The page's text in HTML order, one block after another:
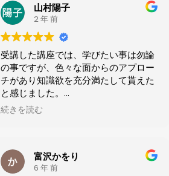
山村陽子
2 年 前
受講した講座では、学びたい事は勿論
の事ですが、色々な面からのアプロー
チがあり知識欲を充分満たして貰えた
と感じました。
座学も楽しいのですが、クラフトもア
ロマからハーブまでと広く取り組みが
ケミストスクールでは体験出来ると思
いました。
続きを読む
富沢かをり
6 年 前